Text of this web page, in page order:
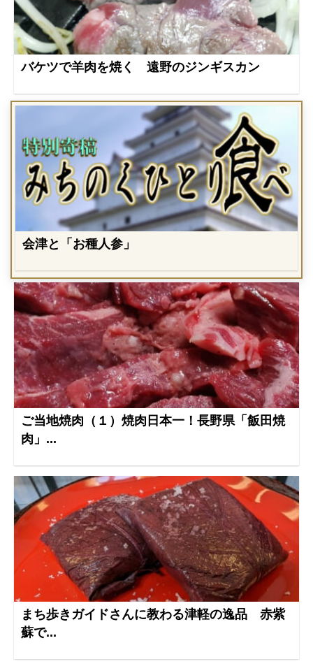
バケツで羊肉を焼く 遠野のジンギスカン
会津と「お種人参」
ご当地焼肉（１）焼肉日本一！長野県「飯田焼
肉」...
まち歩きガイドさんに教わる津軽の逸品 赤紫
蘇で...